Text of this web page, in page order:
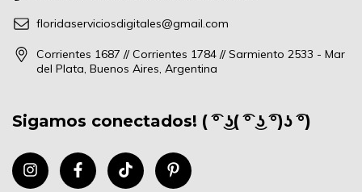
floridaserviciosdigitales@gmail.com
Corrientes 1687 // Corrientes 1784 // Sarmiento 2533 - Mar
del Plata, Buenos Aires, Argentina
Sigamos conectados! ( ͡° ͜ʖ( ͡° ͜ʖ ͡°)ʖ ͡°)